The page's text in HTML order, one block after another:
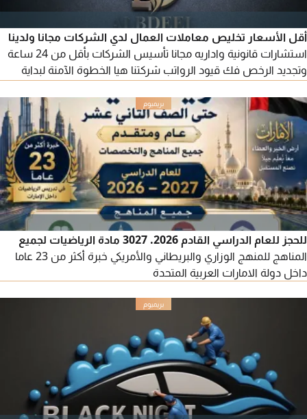
أقل الأسعار تخليص معاملات العمال لدي الشركات مجانا ولدينا
استشارات قانونية واداريه مجانا تأسيس الشركات بأقل من 24 ساعة
وتجديد الرخص فك قيود الرواتب شركتنا هيا الخطوة الآمنة لبداية
سرعة الانجاز والدقة وتقديم الخدمة الأفضل والنصيحة المناسبة
للعميل مجانا لدينا خبرة كبيرة في تخليص وانجاز جميع المعاملات
الحكومية من خدمات آمر وتسهيل والاقتصادية
للحجز للعام الدراسي القادم 2026. 3027 مادة الرياضيات لجميع
المناهج للمنهج الوزاري والبريطاني والأمريكي خبرة أكثر من 23 عاما
داخل دولة الامارات العربية المتحدة